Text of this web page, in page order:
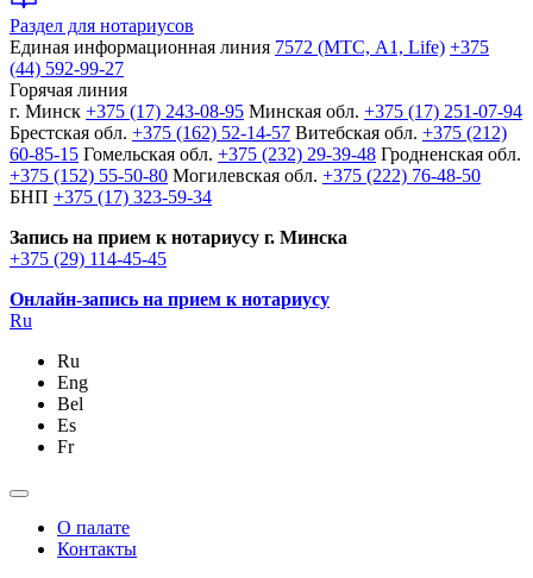
Раздел для нотариусов
Единая информационная линия 7572 (МТС, A1, Life) +375
(44) 592-99-27
Горячая линия
г. Минск +375 (17) 243-08-95 Минская обл. +375 (17) 251-07-94
Брестская обл. +375 (162) 52-14-57 Витебская обл. +375 (212)
60-85-15 Гомельская обл. +375 (232) 29-39-48 Гродненская обл.
+375 (152) 55-50-80 Могилевская обл. +375 (222) 76-48-50
БНП +375 (17) 323-59-34
Запись на прием к нотариусу г. Минска
+375 (29) 114-45-45
Онлайн-запись на прием к нотариусу
Ru
Ru
Eng
Bel
Es
Fr
О палате
Контакты